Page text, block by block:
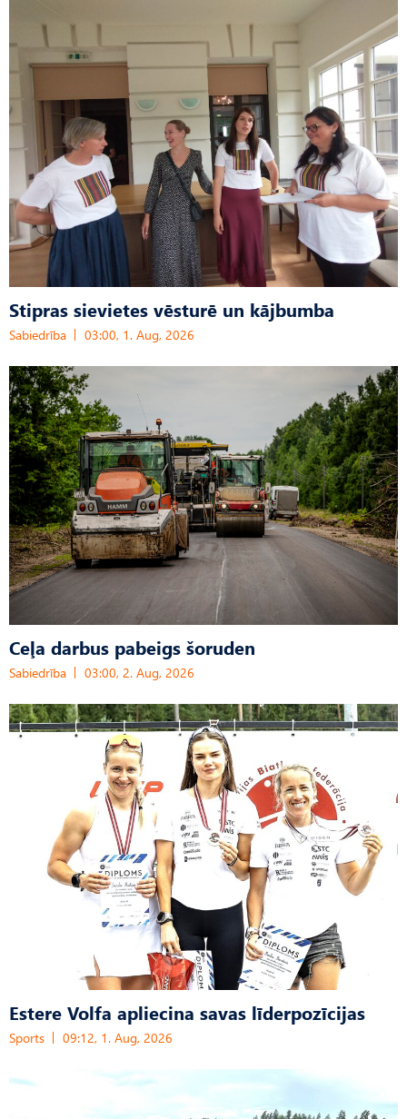
Stipras sievietes vēsturē un kājbumba
Sabiedrība 03:00, 1. Aug, 2026
Ceļa darbus pabeigs šoruden
Sabiedrība 03:00, 2. Aug, 2026
Estere Volfa apliecina savas līderpozīcijas
Sports 09:12, 1. Aug, 2026